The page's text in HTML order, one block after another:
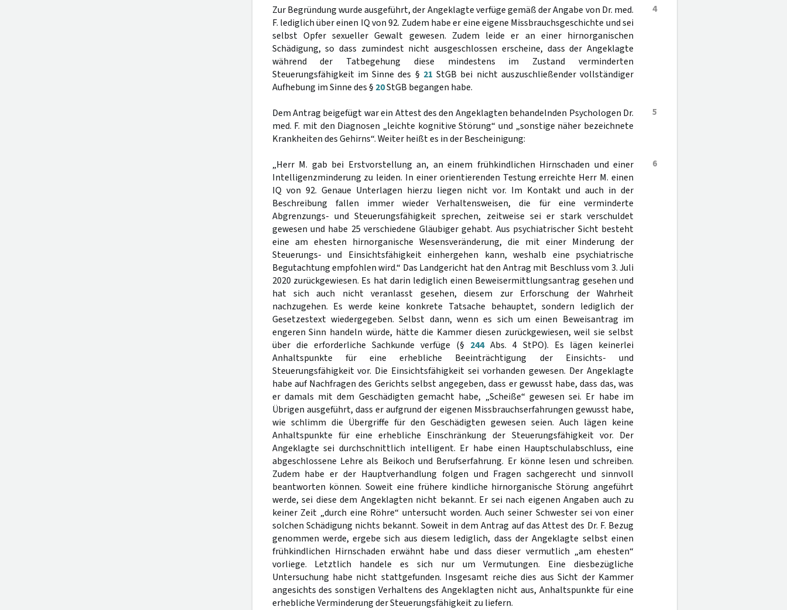
4
Zur Begründung wurde ausgeführt, der Angeklagte verfüge gemäß der Angabe von Dr. med.
F. lediglich über einen IQ von 92. Zudem habe er eine eigene Missbrauchsgeschichte und sei
selbst Opfer sexueller Gewalt gewesen. Zudem leide er an einer hirnorganischen
Schädigung, so dass zumindest nicht ausgeschlossen erscheine, dass der Angeklagte
während der Tatbegehung diese mindestens im Zustand verminderten
Steuerungsfähigkeit im Sinne des § 21 StGB bei nicht auszuschließender vollständiger
Aufhebung im Sinne des § 20StGB begangen habe.
5
Dem Antrag beigefügt war ein Attest des den Angeklagten behandelnden Psychologen Dr.
med. F. mit den Diagnosen „leichte kognitive Störung“ und „sonstige näher bezeichnete
Krankheiten des Gehirns“. Weiter heißt es in der Bescheinigung:
6
„Herr M. gab bei Erstvorstellung an, an einem frühkindlichen Hirnschaden und einer
Intelligenzminderung zu leiden. In einer orientierenden Testung erreichte Herr M. einen
IQ von 92. Genaue Unterlagen hierzu liegen nicht vor. Im Kontakt und auch in der
Beschreibung fallen immer wieder Verhaltensweisen, die für eine verminderte
Abgrenzungs- und Steuerungsfähigkeit sprechen, zeitweise sei er stark verschuldet
gewesen und habe 25 verschiedene Gläubiger gehabt. Aus psychiatrischer Sicht besteht
eine am ehesten hirnorganische Wesensveränderung, die mit einer Minderung der
Steuerungs- und Einsichtsfähigkeit einhergehen kann, weshalb eine psychiatrische
Begutachtung empfohlen wird.“ Das Landgericht hat den Antrag mit Beschluss vom 3. Juli
2020 zurückgewiesen. Es hat darin lediglich einen Beweisermittlungsantrag gesehen und
hat sich auch nicht veranlasst gesehen, diesem zur Erforschung der Wahrheit
nachzugehen. Es werde keine konkrete Tatsache behauptet, sondern lediglich der
Gesetzestext wiedergegeben. Selbst dann, wenn es sich um einen Beweisantrag im
engeren Sinn handeln würde, hätte die Kammer diesen zurückgewiesen, weil sie selbst
über die erforderliche Sachkunde verfüge (§ 244Abs. 4 StPO). Es lägen keinerlei
Anhaltspunkte für eine erhebliche Beeinträchtigung der Einsichts- und
Steuerungsfähigkeit vor. Die Einsichtsfähigkeit sei vorhanden gewesen. Der Angeklagte
habe auf Nachfragen des Gerichts selbst angegeben, dass er gewusst habe, dass das, was
er damals mit dem Geschädigten gemacht habe, „Scheiße“ gewesen sei. Er habe im
Übrigen ausgeführt, dass er aufgrund der eigenen Missbrauchserfahrungen gewusst habe,
wie schlimm die Übergriffe für den Geschädigten gewesen seien. Auch lägen keine
Anhaltspunkte für eine erhebliche Einschränkung der Steuerungsfähigkeit vor. Der
Angeklagte sei durchschnittlich intelligent. Er habe einen Hauptschulabschluss, eine
abgeschlossene Lehre als Beikoch und Berufserfahrung. Er könne lesen und schreiben.
Zudem habe er der Hauptverhandlung folgen und Fragen sachgerecht und sinnvoll
beantworten können. Soweit eine frühere kindliche hirnorganische Störung angeführt
werde, sei diese dem Angeklagten nicht bekannt. Er sei nach eigenen Angaben auch zu
keiner Zeit „durch eine Röhre“ untersucht worden. Auch seiner Schwester sei von einer
solchen Schädigung nichts bekannt. Soweit in dem Antrag auf das Attest des Dr. F. Bezug
genommen werde, ergebe sich aus diesem lediglich, dass der Angeklagte selbst einen
frühkindlichen Hirnschaden erwähnt habe und dass dieser vermutlich „am ehesten“
vorliege. Letztlich handele es sich nur um Vermutungen. Eine diesbezügliche
Untersuchung habe nicht stattgefunden. Insgesamt reiche dies aus Sicht der Kammer
angesichts des sonstigen Verhaltens des Angeklagten nicht aus, Anhaltspunkte für eine
erhebliche Verminderung der Steuerungsfähigkeit zu liefern.